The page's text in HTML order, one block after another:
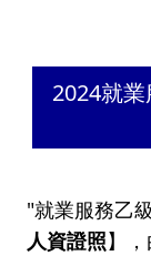
2024就
"就業服務乙
人資證照】